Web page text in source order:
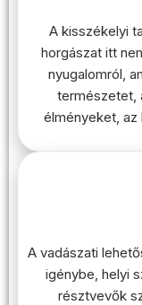
A kisszékelyi
horgászat itt
nyugalomról,
természetet,
élményeket, az
A vadászati
igénybe, helyi
résztvevők